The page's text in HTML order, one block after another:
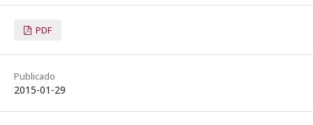
PDF
Publicado
2015-01-29